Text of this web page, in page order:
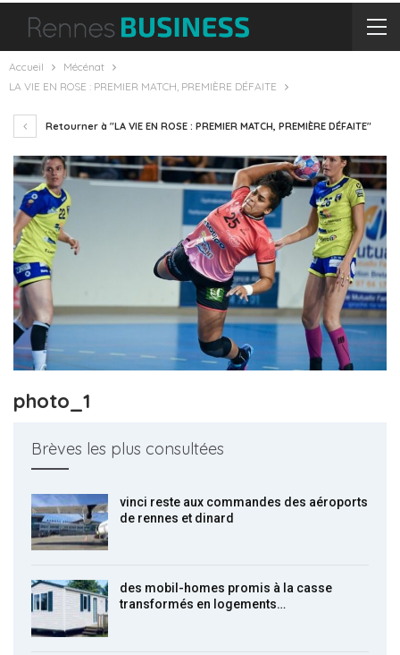
Accueil
Mécénat
LA VIE EN ROSE : PREMIER MATCH, PREMIÈRE DÉFAITE
Retourner à "LA VIE EN ROSE : PREMIER MATCH, PREMIÈRE DÉFAITE"
photo_1
Brèves les plus consultées
vinci reste aux commandes des aéroports
de rennes et dinard
des mobil-homes promis à la casse
transformés en logements…